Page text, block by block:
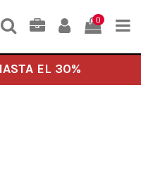
0
EL 30%